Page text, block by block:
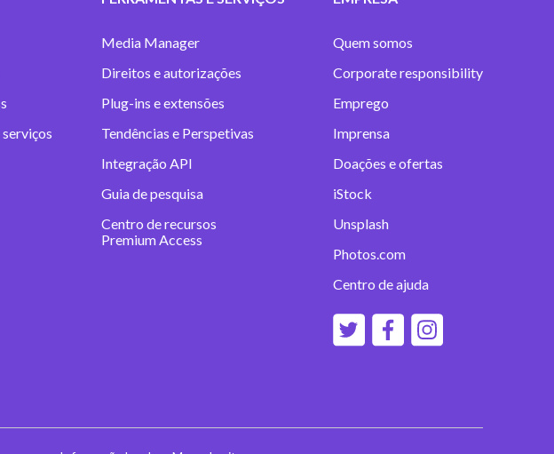
Media Manager
Direitos e autorizações
Plug-ins e extensões
Tendências e Perspetivas
Integração API
Guia de pesquisa
Centro de recursos
Premium Access
Quem somos
Corporate responsibility
Emprego
Imprensa
Doações e ofertas
iStock
Unsplash
Photos.com
Centro de ajuda